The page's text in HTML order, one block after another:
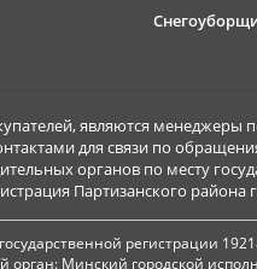
являются менеджеры
для связи по
органов по месту
Партизанского района
регистрации
орган: Минский городской